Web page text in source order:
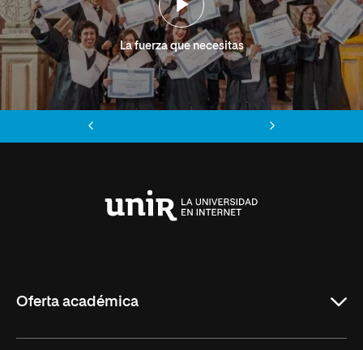
La fuerza que necesitas
Oferta académica